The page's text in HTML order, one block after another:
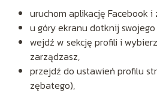
uruchom aplikację Facebook i
u góry ekranu dotknij
wejdź w sekcję profili i
zarządzasz,
przejdź do ustawień profilu
zębatego),